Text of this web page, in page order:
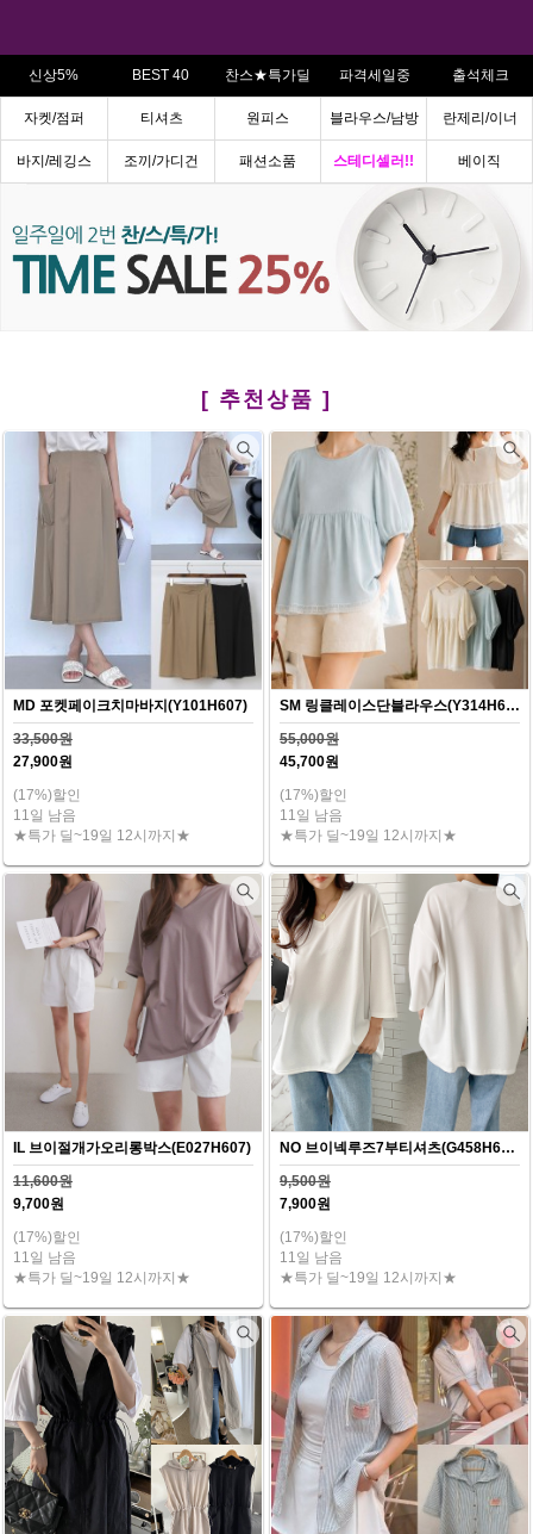
신상5% BEST 40 찬스★특가딜 파격세일중 출석체크
자켓/점퍼 티셔츠 원피스 블라우스/남방 란제리/이너
바지/레깅스 조끼/가디건 패션소품 스테디셀러!! 베이직
[ 추천상품 ]
MD 포켓페이크치마바지(Y101H607)
33,500원
27,900원
(17%)할인
11일 남음
★특가 딜~19일 12시까지★
SM 링클레이스단블라우스(Y314H607)
55,000원
45,700원
(17%)할인
11일 남음
★특가 딜~19일 12시까지★
IL 브이절개가오리롱박스(E027H607)
11,600원
9,700원
(17%)할인
11일 남음
★특가 딜~19일 12시까지★
NO 브이넥루즈7부티셔츠(G458H607)
9,500원
7,900원
(17%)할인
11일 남음
★특가 딜~19일 12시까지★